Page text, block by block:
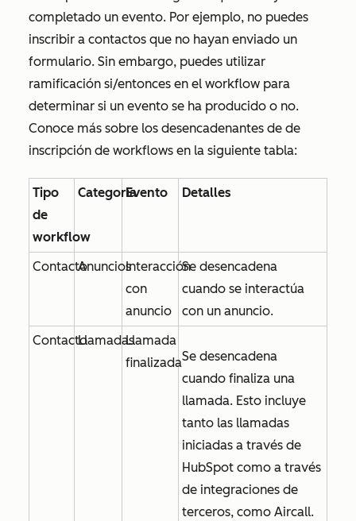
completado un evento. Por ejemplo, no puedes
inscribir a contactos que no hayan enviado un
formulario. Sin embargo, puedes utilizar
ramificación si/entonces en el workflow para
determinar si un evento se ha producido o no.
Conoce más sobre los desencadenantes de de
inscripción de workflows en la siguiente tabla:
Tipo
de
workflow
CategoríaEvento Detalles
ContactoAnunciosInteracción
con
anuncio
Se desencadena
cuando se interactúa
con un anuncio.
ContactoLlamadasLlamada
finalizadaSe desencadena
cuando finaliza una
llamada. Esto incluye
tanto las llamadas
iniciadas a través de
HubSpot como a través
de integraciones de
terceros, como Aircall.